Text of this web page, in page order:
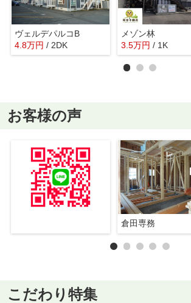
ヴェルデパルコB
4.8万円 / 2DK
メゾン林
3.5万円 / 1K
お客様の声
倉田専務
こだわり特集